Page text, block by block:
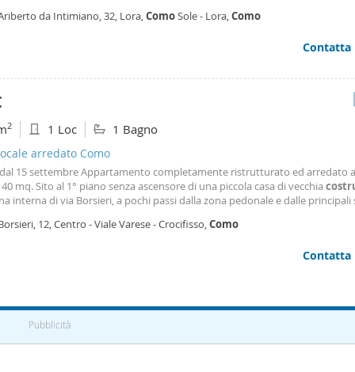
luminoso soggiorno dotato di
da Intimiano, 32, Lora,ComoSole - Lora,Como
Contatta
2 1 Loc 1 Bagno
arredato Como
15 settembre Appartamento completamente ristrutturato ed arredato a
mq. Sito al 1° piano senza ascensore di una piccola casa di vecchia
interna di via Borsieri, a pochi passi dalla zona pedonale e dalle principali
con angolo cottura completo
12, Centro - Viale Varese - Crocifisso,Como
Contatta
Pubblicità